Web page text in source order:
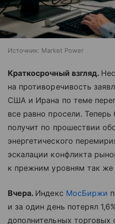
Источник: Market Power
Краткосрочный взгляд.
на противоречивость
США и Ирана по теме
все равно просели.
получит по прошествии
энергетического
эскалации конфликта
к прежним уровням так же
Вчера. Индекс МосБиржи
и за один день потерял
дополнительных торговых